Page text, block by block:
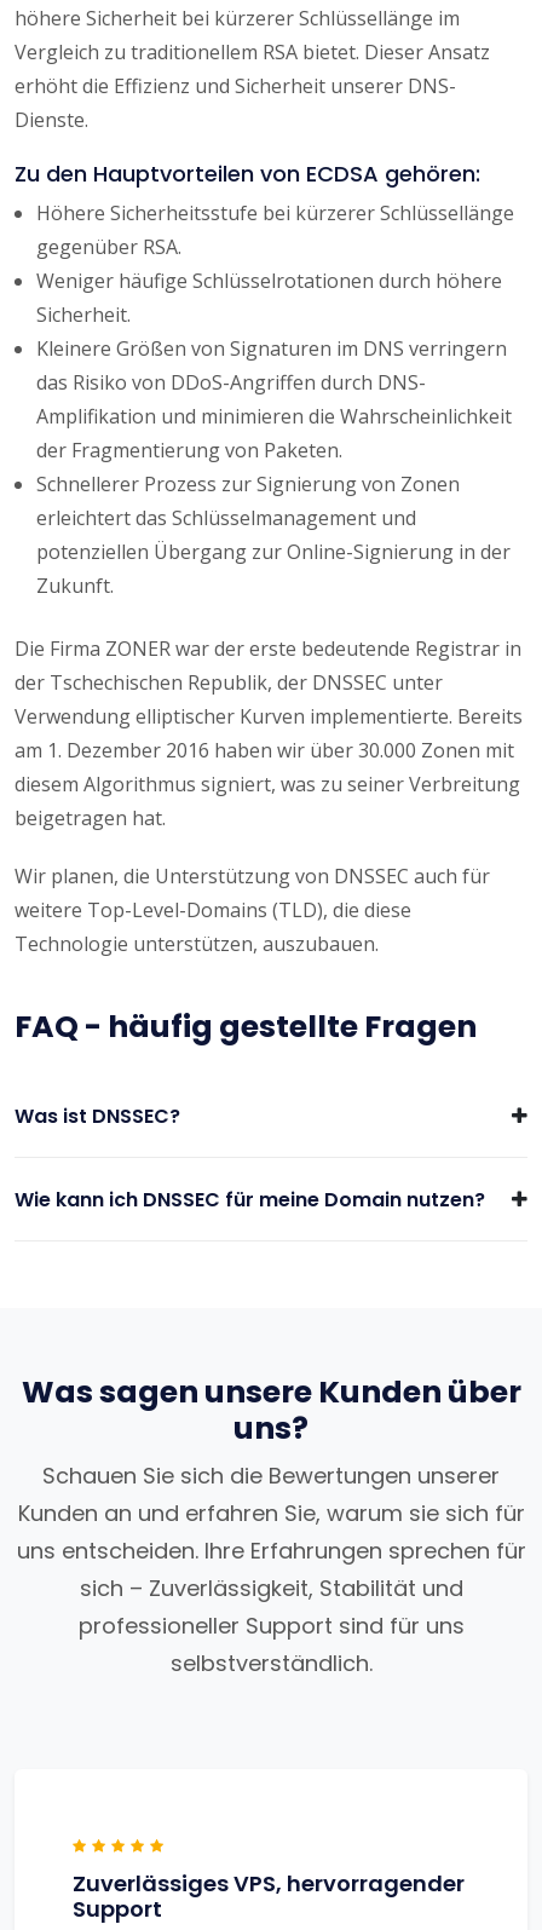
höhere Sicherheit bei kürzerer Schlüssellänge im
Vergleich zu traditionellem RSA bietet. Dieser Ansatz
erhöht die Effizienz und Sicherheit unserer DNS-
Dienste.
Zu den Hauptvorteilen von ECDSA gehören:
Höhere Sicherheitsstufe bei kürzerer Schlüssellänge
gegenüber RSA.
Weniger häufige Schlüsselrotationen durch höhere
Sicherheit.
Kleinere Größen von Signaturen im DNS verringern
das Risiko von DDoS-Angriffen durch DNS-
Amplifikation und minimieren die Wahrscheinlichkeit
der Fragmentierung von Paketen.
Schnellerer Prozess zur Signierung von Zonen
erleichtert das Schlüsselmanagement und
potenziellen Übergang zur Online-Signierung in der
Zukunft.
Die Firma ZONER war der erste bedeutende Registrar in
der Tschechischen Republik, der DNSSEC unter
Verwendung elliptischer Kurven implementierte. Bereits
am 1. Dezember 2016 haben wir über 30.000 Zonen mit
diesem Algorithmus signiert, was zu seiner Verbreitung
beigetragen hat.
Wir planen, die Unterstützung von DNSSEC auch für
weitere Top-Level-Domains (TLD), die diese
Technologie unterstützen, auszubauen.
FAQ - häufig gestellte Fragen
Was ist DNSSEC?
Wie kann ich DNSSEC für meine Domain nutzen?
Was sagen unsere Kunden über
uns?
Schauen Sie sich die Bewertungen unserer
Kunden an und erfahren Sie, warum sie sich für
uns entscheiden. Ihre Erfahrungen sprechen für
sich – Zuverlässigkeit, Stabilität und
professioneller Support sind für uns
selbstverständlich.
Zuverlässiges VPS, hervorragender
Support